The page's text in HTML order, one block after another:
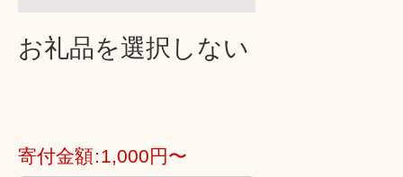
お礼品を選択しない
寄付金額 1,000円〜